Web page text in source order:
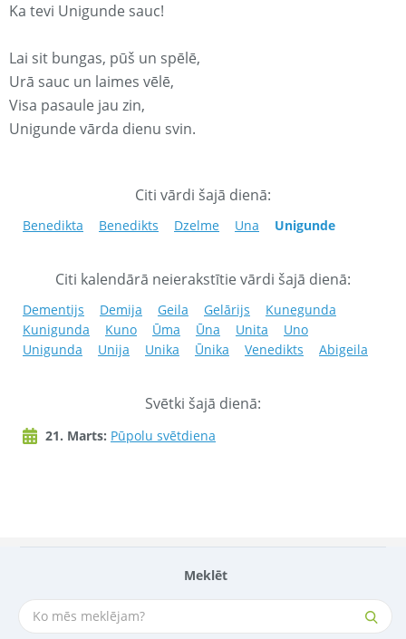
Meklēt
Ka tevi Unigunde sauc!
Lai sit bungas, pūš un spēlē,
Urā sauc un laimes vēlē,
Visa pasaule jau zin,
Unigunde vārda dienu svin.
Citi vārdi šajā dienā:
Benedikta Benedikts Dzelme Una Unigunde
Citi kalendārā neierakstītie vārdi šajā dienā:
Dementijs Demija Geila Gelārijs
Kunegunda
Kunigunda
Kuno Ūma Ūna Unita
Uno
Unigunda
Unija Unika Ūnika Venedikts Abigeila
Svētki šajā dienā:
21. Marts: Pūpolu svētdiena